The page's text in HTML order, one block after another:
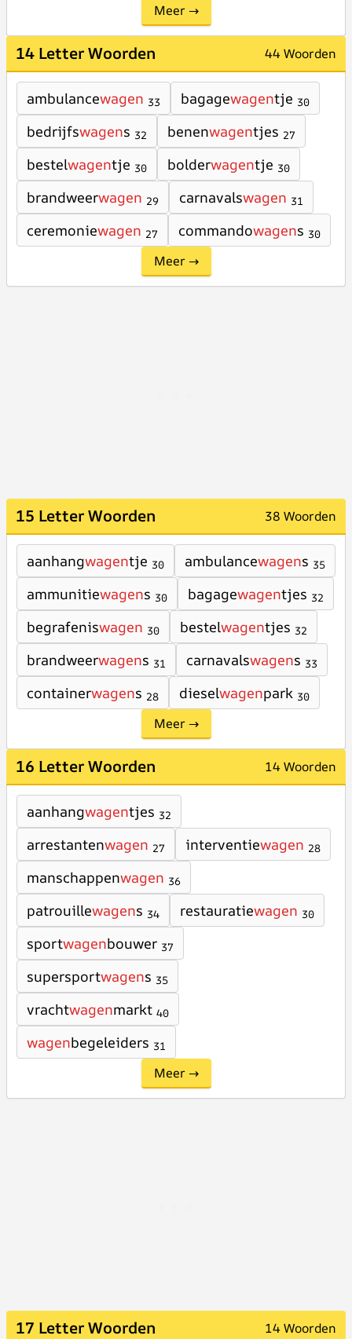
Meer →
14 Letter Woorden 44 Woorden
ambulancewagen 33 bagagewagentje 30
bedrijfswagens 32 benenwagentjes 27
bestelwagentje 30 bolderwagentje 30
brandweerwagen 29 carnavalswagen 31
ceremoniewagen 27 commandowagens 30
Meer →
15 Letter Woorden 38 Woorden
aanhangwagentje 30 ambulancewagens 35
ammunitiewagens 30 bagagewagentjes 32
begrafeniswagen 30 bestelwagentjes 32
brandweerwagens 31 carnavalswagens 33
containerwagens 28 dieselwagenpark 30
Meer →
16 Letter Woorden 14 Woorden
aanhangwagentjes 32
arrestantenwagen 27 interventiewagen 28
manschappenwagen 36
patrouillewagens 34 restauratiewagen 30
sportwagenbouwer 37
supersportwagens 35
vrachtwagenmarkt 40
wagenbegeleiders 31
Meer →
17 Letter Woorden 14 Woorden